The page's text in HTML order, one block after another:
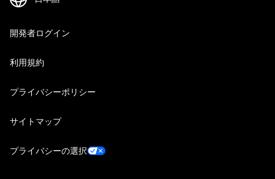
開発者ログイン
利用規約
プライバシーポリシー
サイトマップ
プライバシーの選択